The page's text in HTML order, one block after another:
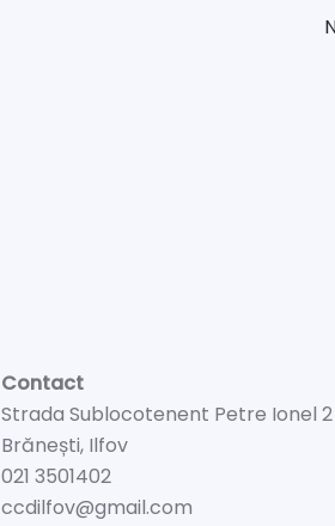
Contact
Strada Sublocotenent Petre Ionel 2
Brănești, Ilfov
021 3501402
ccdilfov@gmail.com